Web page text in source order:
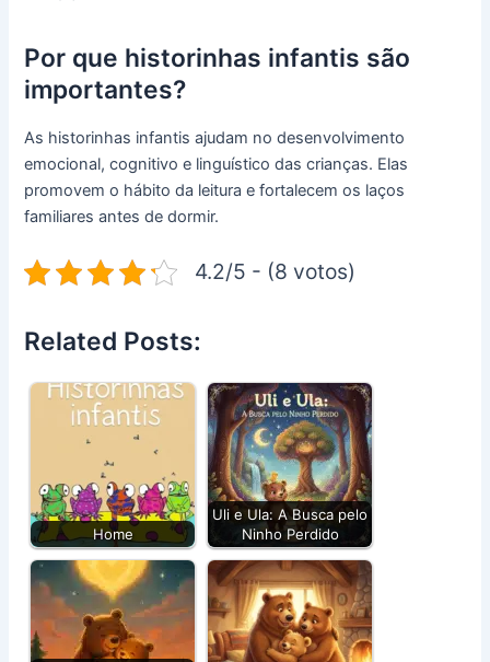
Por que historinhas infantis são
importantes?
As historinhas infantis ajudam no desenvolvimento
emocional, cognitivo e linguístico das crianças. Elas
promovem o hábito da leitura e fortalecem os laços
familiares antes de dormir.
4.2/5 - (8 votos)
Related Posts:
Home
Uli e Ula: A Busca pelo
Ninho Perdido